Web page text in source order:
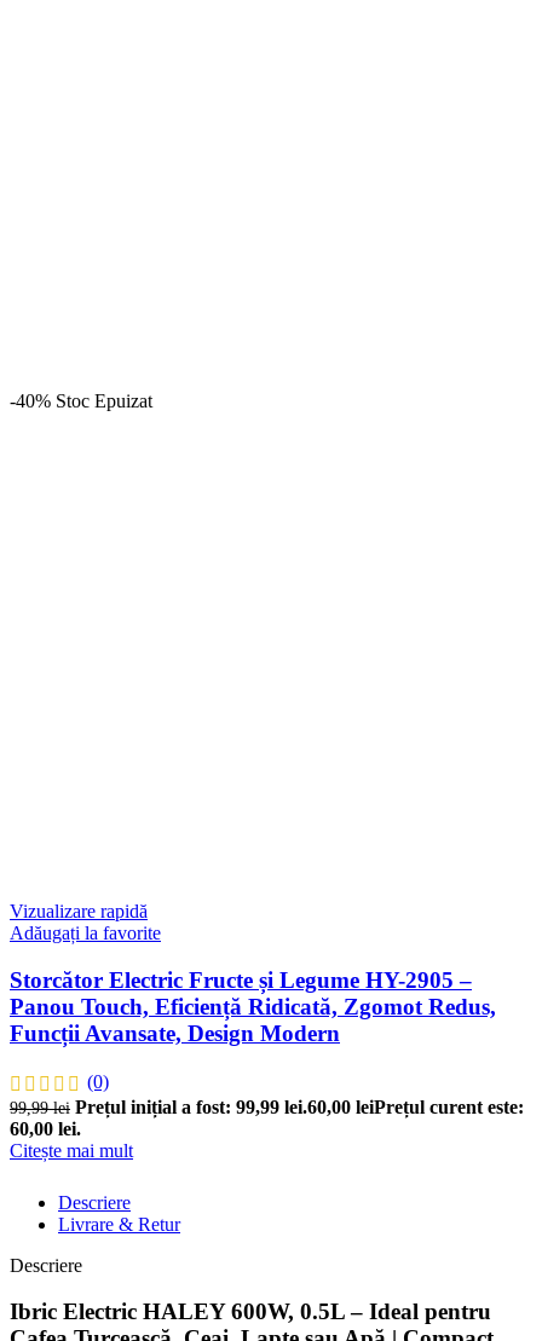
-40% Stoc Epuizat
Vizualizare rapidă
Adăugați la favorite
Storcător Electric Fructe și Legume HY-2905 –
Panou Touch, Eficiență Ridicată, Zgomot Redus,
Funcții Avansate, Design Modern
(0)
99,99lei Prețul inițial a fost: 99,99 lei.60,00 leiPrețul curent este:
60,00 lei.
Citește mai mult
Descriere
Livrare & Retur
Descriere
Ibric Electric HALEY 600W, 0.5L – Ideal pentru